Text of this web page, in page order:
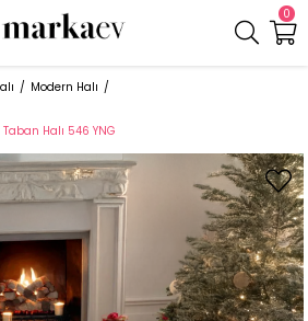
0
Modern Halı
Taban Halı 546 YNG